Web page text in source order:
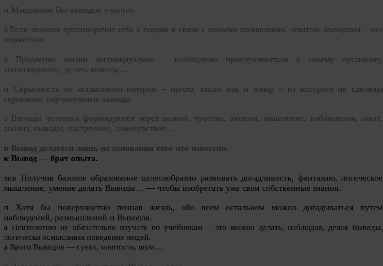
п Мышление без выводов – ничто.
з Если человек противоречит себе с годами в связи с новыми познаниями, опытом, выводами – это
нормально.
а Продление жизни индивидуально – необходимо прислушиваться к своему организму,
анализировать, делать выводы…
п Серьезность не испытанная юмором – ничто, также как и юмор – из которого не сделаны
серьезные, поучительные выводы.
з Взгляды человека формируются через знания, чувства, эмоции, мышление, наблюдения, опыт,
анализ, выводы, настроение, самочувствие…
п Вывод делается лишь на основании того что известно.
к Вывод — брат опыта.
зпв Получив базовое образование целесообразно развивать догадливость, фантазию, логическое
мышление, умение делать Выводы… — чтобы изобретать уже свои собственные знания.
п Хотя бы поверхностно познав жизнь, обо всем остальном можно догадываться путем
наблюдений, размышлений и Выводов.
а Психологию не обязательно изучать по учебникам – это можно делать, наблюдая, делая Выводы,
логически осмысливая поведение людей.
а Враги Выводов — суета, занятость, шум…